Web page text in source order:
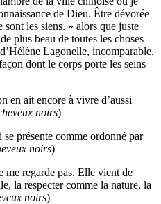
de Dieu. Être dévorée
les siens. » alors que juste
plus beau de toutes les choses
Lagonelle, incomparable,
dont le corps porte les seins
en ait encore à vivre d’aussi
noirs)
présente comme ordonné par
noirs)
me regarde pas. Elle vient de
la respecter comme la nature, la
noirs)